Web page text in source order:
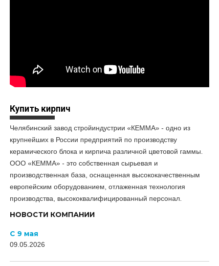
Купить кирпич
Челябинский завод стройиндустрии «КЕММА» - одно из
крупнейших в России предприятий по производству
керамического блока и кирпича различной цветовой гаммы.
ООО «КЕММА» - это собственная сырьевая и
производственная база, оснащенная высококачественным
европейским оборудованием, отлаженная технология
производства, высококвалифицированный персонал.
НОВОСТИ КОМПАНИИ
С 9 мая
09.05.2026